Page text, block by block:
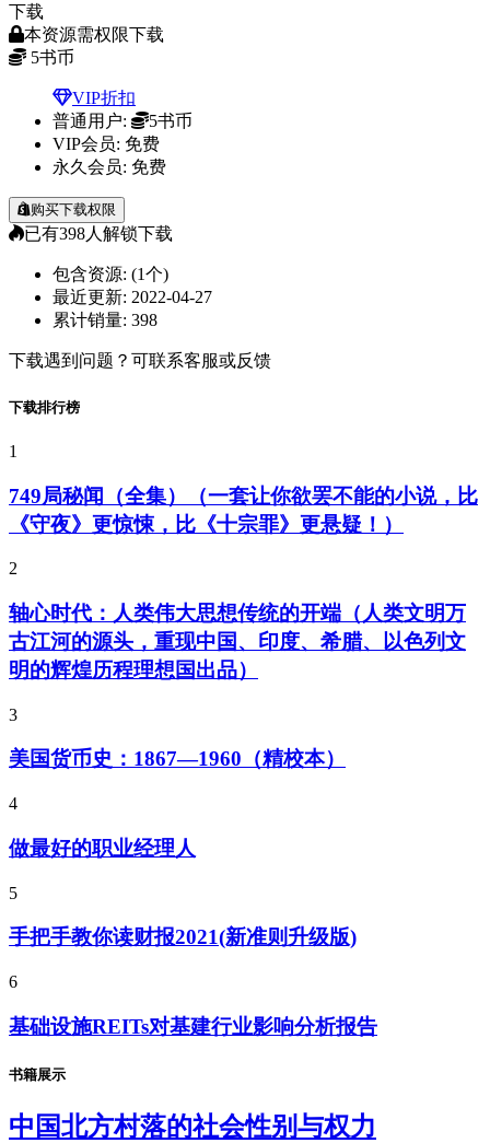
下载
本资源需权限下载
5书币
VIP折扣
普通用户:
5书币
VIP会员: 免费
永久会员: 免费
购买下载权限
已有398人解锁下载
包含资源: (1个)
最近更新: 2022-04-27
累计销量: 398
下载遇到问题？可联系客服或反馈
下载排行榜
1
749局秘闻（全集）（一套让你欲罢不能的小说，比
《守夜》更惊悚，比《十宗罪》更悬疑！）
2
轴心时代：人类伟大思想传统的开端（人类文明万
古江河的源头，重现中国、印度、希腊、以色列文
明的辉煌历程理想国出品）
3
美国货币史：1867—1960（精校本）
4
做最好的职业经理人
5
手把手教你读财报2021(新准则升级版)
6
基础设施REITs对基建行业影响分析报告
书籍展示
中国北方村落的社会性别与权力